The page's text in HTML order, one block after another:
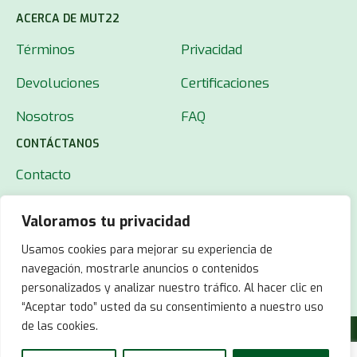
Valoramos tu privacidad
Usamos cookies para mejorar su experiencia de
navegación, mostrarle anuncios o contenidos
personalizados y analizar nuestro tráfico. Al hacer clic en
“Aceptar todo” usted da su consentimiento a nuestro uso
de las cookies.
ACERCA DE MUT22
Términos
Privacidad
Devoluciones
Certificaciones
Nosotros
FAQ
CONTÁCTANOS
Contacto